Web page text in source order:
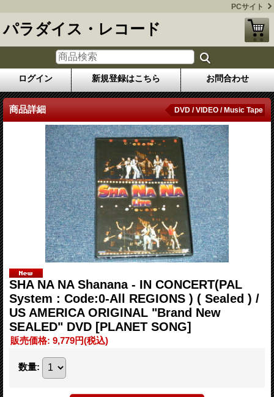
PCサイト
パラダイス・レコード
ログイン 新規登録はこちら お問合わせ
商品詳細 DVD / VIDEO / Music Tape
SHA NA NA Shanana - IN CONCERT(PAL
System : Code:0-All REGIONS ) ( Sealed ) /
US AMERICA ORIGINAL "Brand New
SEALED" DVD [PLANET SONG]
販売価格: 9,779円(税込)
数量: